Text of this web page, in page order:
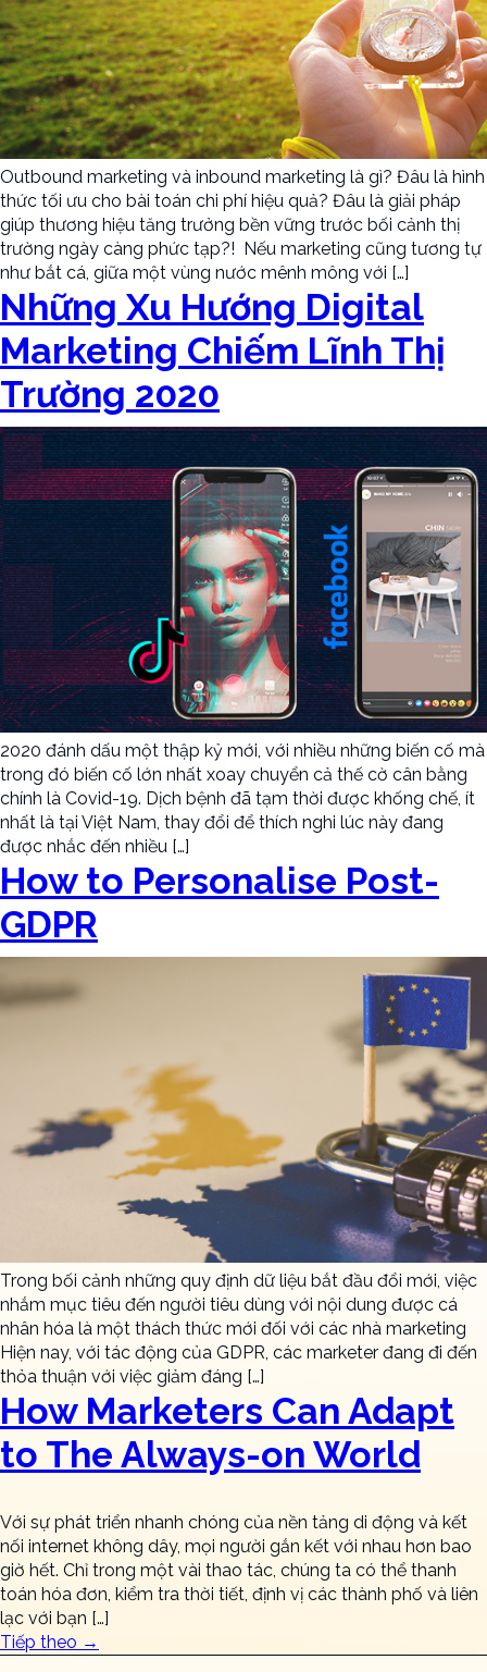
Outbound marketing và inbound marketing là gì? Đâu là hình
thức tối ưu cho bài toán chi phí hiệu quả? Đâu là giải pháp
giúp thương hiệu tăng trưởng bền vững trước bối cảnh thị
trường ngày càng phức tạp?! Nếu marketing cũng tương tự
như bắt cá, giữa một vùng nước mênh mông với […]
Những Xu Hướng Digital
Marketing Chiếm Lĩnh Thị
Trường 2020
2020 đánh dấu một thập kỷ mới, với nhiều những biến cố mà
trong đó biến cố lớn nhất xoay chuyển cả thế cờ cân bằng
chính là Covid-19. Dịch bệnh đã tạm thời được khống chế, ít
nhất là tại Việt Nam, thay đổi để thích nghi lúc này đang
được nhắc đến nhiều […]
How to Personalise Post-
GDPR
Trong bối cảnh những quy định dữ liệu bắt đầu đổi mới, việc
nhắm mục tiêu đến người tiêu dùng với nội dung được cá
nhân hóa là một thách thức mới đối với các nhà marketing
Hiện nay, với tác động của GDPR, các marketer đang đi đến
thỏa thuận với việc giảm đáng […]
How Marketers Can Adapt
to The Always-on World
Với sự phát triển nhanh chóng của nền tảng di động và kết
nối internet không dây, mọi người gắn kết với nhau hơn bao
giờ hết. Chỉ trong một vài thao tác, chúng ta có thể thanh
toán hóa đơn, kiểm tra thời tiết, định vị các thành phố và liên
lạc với bạn […]
Tiếp theo →